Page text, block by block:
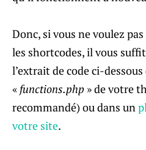
Donc, si vous ne voulez
les shortcodes, il vous
l’extrait de code ci-
« functions.php » de votre
recommandé) ou dans un
votre site.